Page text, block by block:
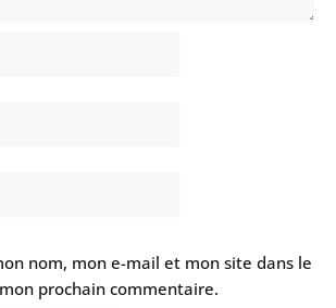
nom, mon e-mail et mon site dans le
prochain commentaire.